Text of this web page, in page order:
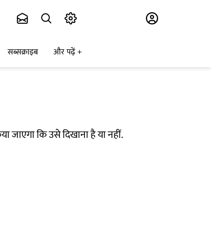
सब्सक्राइब और पढ़ें
कि उसे दिखाना है या नहीं.